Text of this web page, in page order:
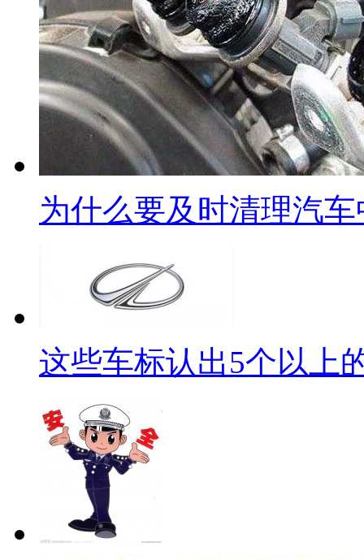
为什么要及时清理汽
这些车标认出5个以上